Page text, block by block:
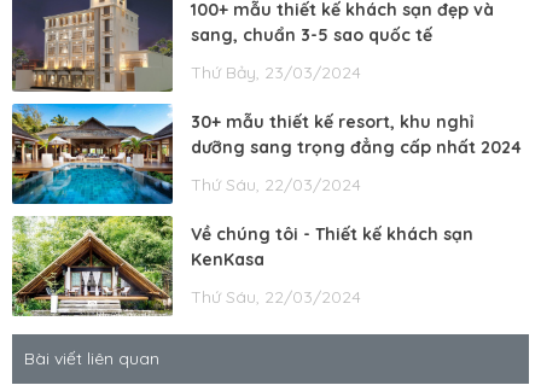
100+ mẫu thiết kế khách sạn đẹp và
sang, chuẩn 3-5 sao quốc tế
Thứ Bảy, 23/03/2024
30+ mẫu thiết kế resort, khu nghỉ
dưỡng sang trọng đẳng cấp nhất 2024
Thứ Sáu, 22/03/2024
Về chúng tôi - Thiết kế khách sạn
KenKasa
Thứ Sáu, 22/03/2024
Bài viết liên quan